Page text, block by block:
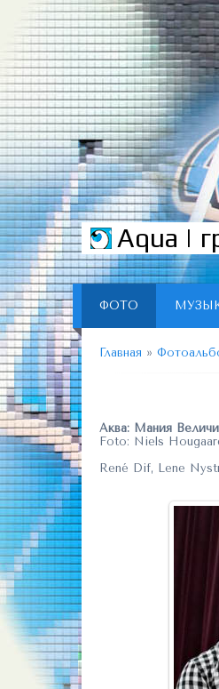
Aqua |
ФОТО
Главная »
Аква: Мания
Foto: Niels
René Dif, Lene